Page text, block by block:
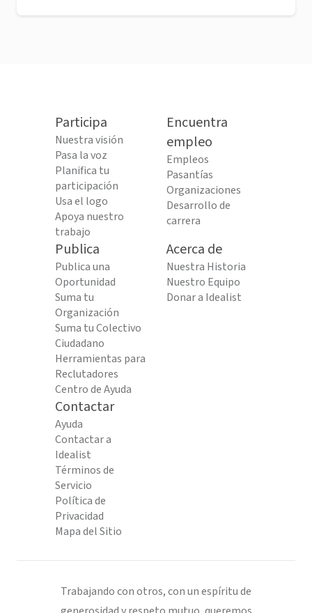
Participa
Nuestra visión
Pasa la voz
Planifica tu
participación
Usa el logo
Apoya nuestro
trabajo
Encuentra
empleo
Empleos
Pasantías
Organizaciones
Desarrollo de
carrera
Publica
Publica una
Oportunidad
Suma tu
Organización
Suma tu Colectivo
Ciudadano
Herramientas para
Reclutadores
Centro de Ayuda
Acerca de
Nuestra Historia
Nuestro Equipo
Donar a Idealist
Contactar
Ayuda
Contactar a
Idealist
Términos de
Servicio
Política de
Privacidad
Mapa del Sitio
Trabajando con otros, con un espíritu de